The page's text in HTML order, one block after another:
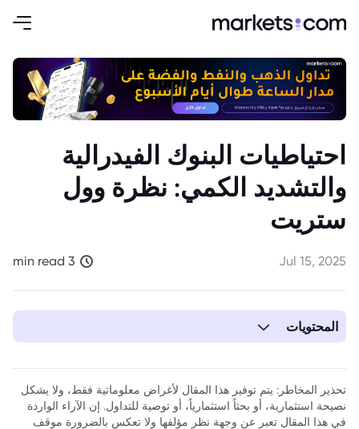
احتياطيات البنوك الفيدرالية
والتشديد الكمي: نظرة وول
ستريت
Jul 15, 2025
3 min read
المحتويات
تحذير المخاطر: يتم توفير هذا المقال لأغراض معلوماتية فقط، ولا يشكل
نصيحة استثمارية، أو بحثاً استثمارياً، أو توصية للتداول. إن الآراء الواردة
في هذا المقال تعبر عن وجهة نظر مؤلفها ولا تعكس بالضرورة موقف